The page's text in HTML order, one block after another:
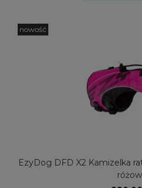
EzyDog DFD X2 Kamizelka
nowość